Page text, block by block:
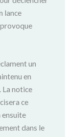
lance
provoque
un
en
La notice
ce
ensuite
dans le